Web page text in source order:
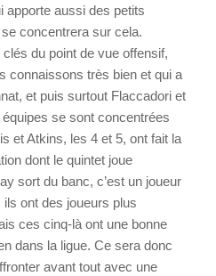
apporte aussi des petits
concentrera sur cela.
du point de vue offensif,
connaissons très bien et qui a
et puis surtout Flaccadori et
se sont concentrées
et Atkins, les 4 et 5, ont fait la
dont le quintet joue
sort du banc, c’est un joueur
ont des joueurs plus
ces cinq-là ont une bonne
dans la ligue. Ce sera donc
avant tout avec une